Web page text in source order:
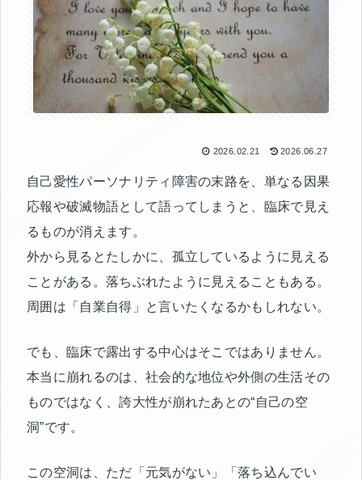
2026.02.21 2026.06.27
自己愛性パーソナリティ障害の末路を、単なる因果
応報や破滅物語として語ってしまうと、臨床で見え
るものが消えます。
外から見るとたしかに、孤立しているように見える
ことがある。落ちぶれたように見えることもある。
周囲は「自業自得」と言いたくなるかもしれない。
でも、臨床で露出する中心はそこではありません。
本当に崩れるのは、社会的な地位や外側の生活その
ものではなく、誇大性が崩れたあとの“自己の空
洞”です。
この空洞は、ただ「元気がない」「落ち込んでい